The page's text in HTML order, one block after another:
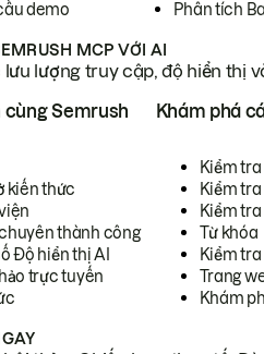
demo
Phân tích
MCP VỚI AI
lưu lượng truy cập, độ hiển thị
cùng Semrush
kiến thức
thành công
Độ hiển thị AI
trực tuyến
Khám phá
Kiểm
Kiểm tra
Kiểm
Từ khóa
Kiểm
Trang
Khám